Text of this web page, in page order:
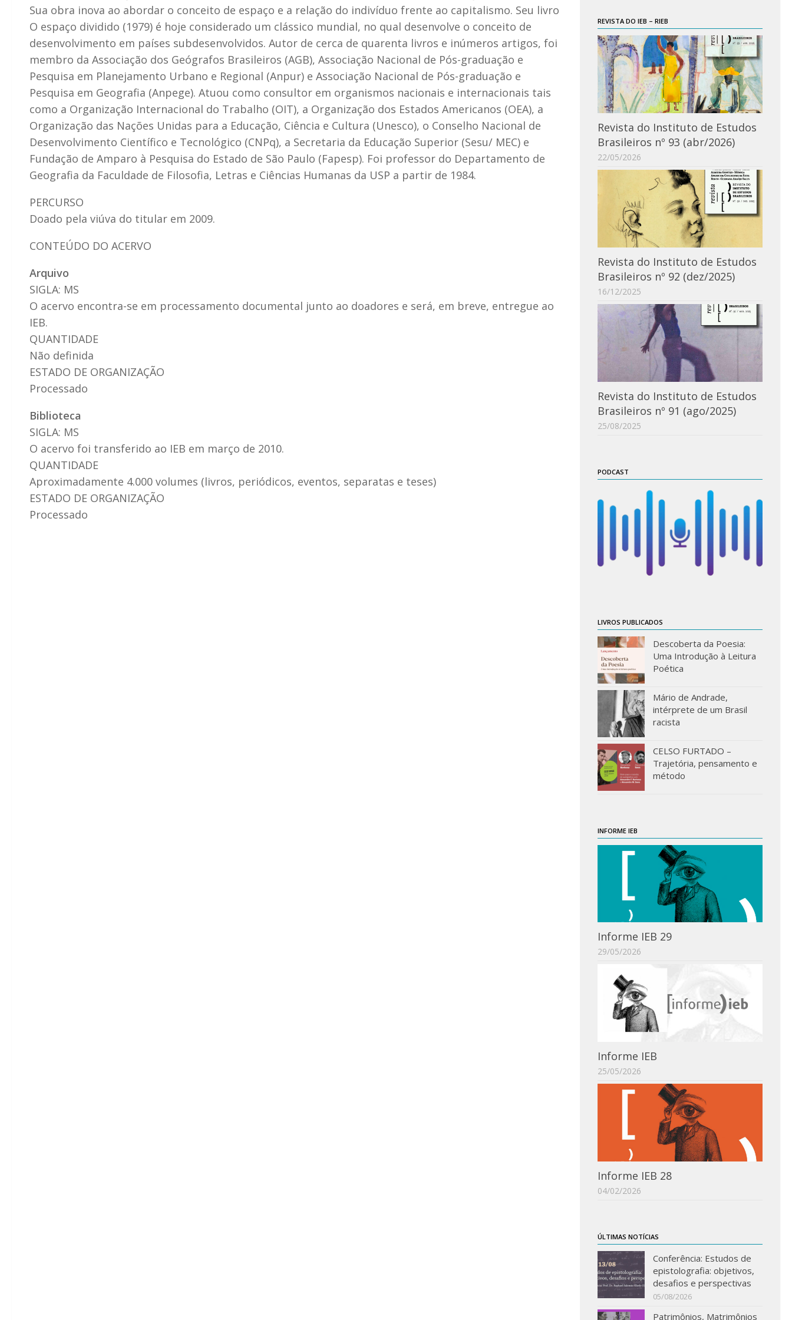
Sua obra inova ao abordar o conceito de espaço e a relação do indivíduo frente ao capitalismo. Seu livro
O espaço dividido (1979) é hoje considerado um clássico mundial, no qual desenvolve o conceito de
desenvolvimento em países subdesenvolvidos. Autor de cerca de quarenta livros e inúmeros artigos, foi
membro da Associação dos Geógrafos Brasileiros (AGB), Associação Nacional de Pós-graduação e
Pesquisa em Planejamento Urbano e Regional (Anpur) e Associação Nacional de Pós-graduação e
Pesquisa em Geografia (Anpege). Atuou como consultor em organismos nacionais e internacionais tais
como a Organização Internacional do Trabalho (OIT), a Organização dos Estados Americanos (OEA), a
Organização das Nações Unidas para a Educação, Ciência e Cultura (Unesco), o Conselho Nacional de
Desenvolvimento Científico e Tecnológico (CNPq), a Secretaria da Educação Superior (Sesu/ MEC) e
Fundação de Amparo à Pesquisa do Estado de São Paulo (Fapesp). Foi professor do Departamento de
Geografia da Faculdade de Filosofia, Letras e Ciências Humanas da USP a partir de 1984.
PERCURSO
Doado pela viúva do titular em 2009.
CONTEÚDO DO ACERVO
Arquivo
SIGLA: MS
O acervo encontra-se em processamento documental junto ao doadores e será, em breve, entregue ao
IEB.
QUANTIDADE
Não definida
ESTADO DE ORGANIZAÇÃO
Processado
Biblioteca
SIGLA: MS
O acervo foi transferido ao IEB em março de 2010.
QUANTIDADE
Aproximadamente 4.000 volumes (livros, periódicos, eventos, separatas e teses)
ESTADO DE ORGANIZAÇÃO
Processado
REVISTA DO IEB – RIEB
Revista do Instituto de Estudos
Brasileiros nº 93 (abr/2026)
22/05/2026
Revista do Instituto de Estudos
Brasileiros nº 92 (dez/2025)
16/12/2025
Revista do Instituto de Estudos
Brasileiros nº 91 (ago/2025)
25/08/2025
PODCAST
LIVROS PUBLICADOS
Descoberta da Poesia:
Uma Introdução à Leitura
Poética
Mário de Andrade,
intérprete de um Brasil
racista
CELSO FURTADO –
Trajetória, pensamento e
método
INFORME IEB
Informe IEB 29
29/05/2026
Informe IEB
25/05/2026
Informe IEB 28
04/02/2026
ÚLTIMAS NOTÍCIAS
Conferência: Estudos de
epistolografia: objetivos,
desafios e perspectivas
05/08/2026
Patrimônios, Matrimônios